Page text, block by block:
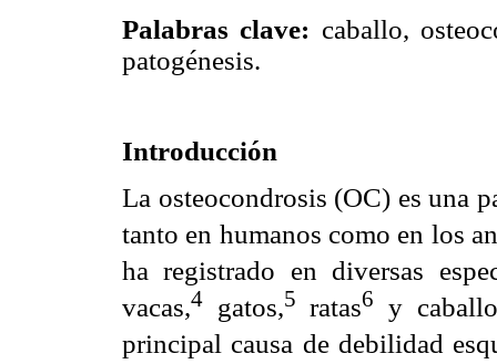
Palabras clave: caballo,
patogénesis.
Introducción
La osteocondrosis (OC) es una
tanto en humanos como en los
ha registrado en diversas
vacas,4 gatos,5 ratas6
y
principal causa de debilidad